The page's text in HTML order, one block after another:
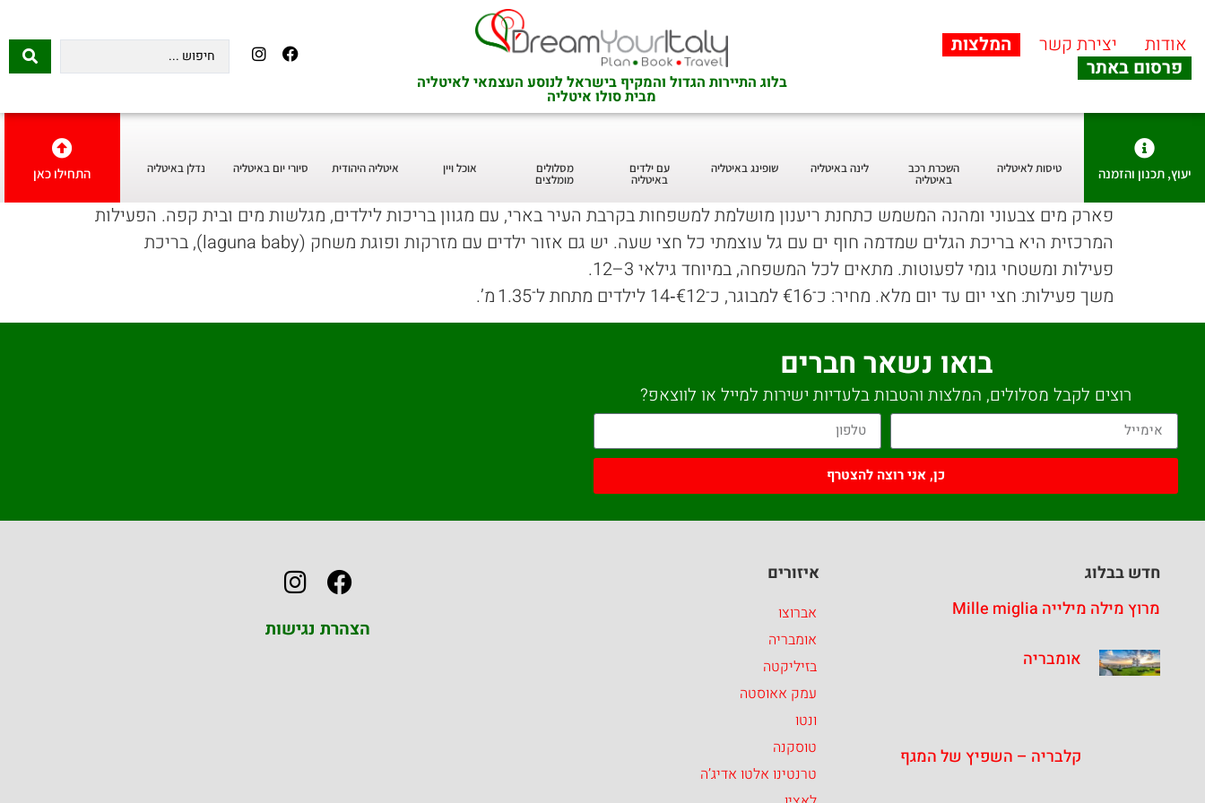
אודות יצירת קשר
המלצות
פרסום באתר
בלוג התיירות הגדול והמקיף בישראל לנוסע העצמאי לאיטליה
מבית סולו איטליה
יעוץ, תכנון והזמנה טיסות לאיטליה השכרת רכב
באיטליה
לינה באיטליה שופינג באיטליה עם ילדים
באיטליה
מסלולים
מומלצים
אוכל ויין איטליה היהודית סיורי יום באיטליה נדלן באיטליה התחילו כאן
פארק מים צבעוני ומהנה המשמש כתחנת ריענון מושלמת למשפחות בקרבת העיר בארי, עם מגוון בריכות לילדים, מגלשות מים ובית קפה. הפעילות
המרכזית היא בריכת הגלים שמדמה חוף ים עם גל עוצמתי כל חצי שעה. יש גם אזור ילדים עם מזרקות ופוגת משחק (laguna baby), בריכת
פעילות ומשטחי גומי לפעוטות. מתאים לכל המשפחה, במיוחד גילאי 3–12.
משך פעילות: חצי יום עד יום מלא. מחיר: כ־€16 למבוגר, כ־€12‑14 לילדים מתחת ל־1.35 מ’.
בואו נשאר חברים
רוצים לקבל מסלולים, המלצות והטבות בלעדיות ישירות למייל או לווצאפ?
כן, אני רוצה להצטרף
חדש בבלוג
מרוץ מילה מילייה Mille miglia
אומבריה
קלבריה – השפיץ של המגף
איזורים
אברוצו
אומבריה
בזיליקטה
עמק אאוסטה
ונטו
טוסקנה
טרנטינו אלטו אדיג’ה
הצהרת נגישות